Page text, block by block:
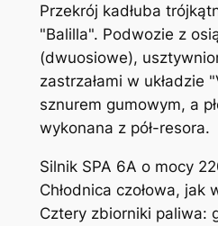
Przekrój kadłuba
"Balilla". Podwozie z
(dwuosiowe),
zastrzałami w układzie
sznurem gumowym, a
wykonana z pół-resora.
Silnik SPA 6A o mocy
Chłodnica czołowa,
Cztery zbiorniki paliwa: